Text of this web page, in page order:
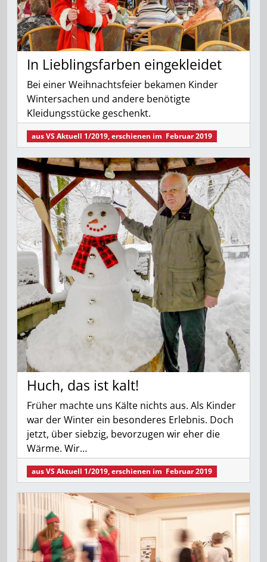
In Lieblingsfarben eingekleidet
Bei einer Weihnachtsfeier bekamen Kinder
Wintersachen und andere benötigte
Kleidungsstücke geschenkt.
ausVS Aktuell 1/2019, erschienen im Februar 2019
Huch, das ist kalt!
Früher machte uns Kälte nichts aus. Als Kinder
war der Winter ein besonderes Erlebnis. Doch
jetzt, über siebzig, bevorzugen wir eher die
Wärme. Wir…
ausVS Aktuell 1/2019, erschienen im Februar 2019